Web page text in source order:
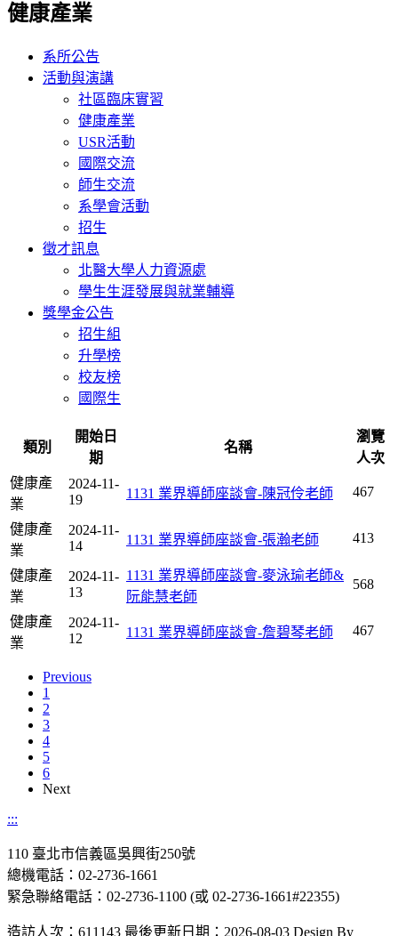
健康產業
系所公告
活動與演講
社區臨床實習
健康產業
USR活動
國際交流
師生交流
系學會活動
招生
徵才訊息
北醫大學人力資源處
學生生涯發展與就業輔導
獎學金公告
招生組
升學榜
校友榜
國際生
類別
開始日
期
名稱
瀏覽
人次
健康產
業
2024-11-
19
1131 業界導師座談會-陳冠伶老師 467
健康產
業
2024-11-
14
1131 業界導師座談會-張瀚老師 413
健康產
業
2024-11-
13
1131 業界導師座談會-麥泳瑜老師&
阮能慧老師
568
健康產
業
2024-11-
12
1131 業界導師座談會-詹碧琴老師 467
Previous
1
2
3
4
5
6
Next
:::
110 臺北市信義區吳興街250號
總機電話：02-2736-1661
緊急聯絡電話：02-2736-1100 (或 02-2736-1661#22355)
造訪人次：611143 最後更新日期：2026-08-03 Design By